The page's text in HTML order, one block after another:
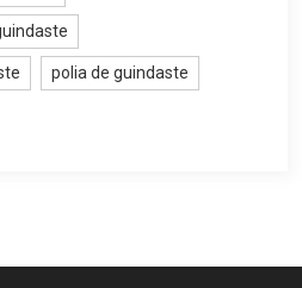
polia de guindaste